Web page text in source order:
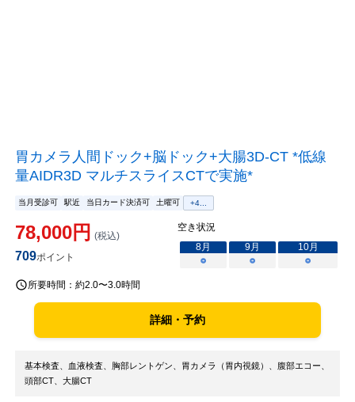
胃カメラ人間ドック+脳ドック+大腸3D-CT *低線
量AIDR3D マルチスライスCTで実施*
当月受診可 駅近 当日カード決済可 土曜可 +4...
78,000円 (税込)
709ポイント
空き状況
8月 9月 10月
○
○ ○
所要時間： 約2.0〜3.0時間
詳細・予約
基本検査、血液検査、胸部レントゲン、胃カメラ（胃内視鏡）、腹部エコー、
頭部CT、大腸CT